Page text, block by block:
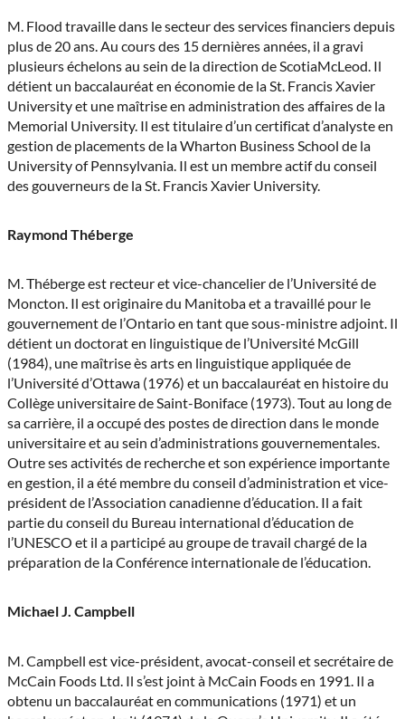
M. Flood travaille dans le secteur des services financiers depuis
plus de 20 ans. Au cours des 15 dernières années, il a gravi
plusieurs échelons au sein de la direction de ScotiaMcLeod. Il
détient un baccalauréat en économie de la St. Francis Xavier
University et une maîtrise en administration des affaires de la
Memorial University. Il est titulaire d’un certificat d’analyste en
gestion de placements de la Wharton Business School de la
University of Pennsylvania. Il est un membre actif du conseil
des gouverneurs de la St. Francis Xavier University.
Raymond Théberge
M. Théberge est recteur et vice-chancelier de l’Université de
Moncton. Il est originaire du Manitoba et a travaillé pour le
gouvernement de l’Ontario en tant que sous-ministre adjoint. Il
détient un doctorat en linguistique de l’Université McGill
(1984), une maîtrise ès arts en linguistique appliquée de
l’Université d’Ottawa (1976) et un baccalauréat en histoire du
Collège universitaire de Saint-Boniface (1973). Tout au long de
sa carrière, il a occupé des postes de direction dans le monde
universitaire et au sein d’administrations gouvernementales.
Outre ses activités de recherche et son expérience importante
en gestion, il a été membre du conseil d’administration et vice-
président de l’Association canadienne d’éducation. Il a fait
partie du conseil du Bureau international d’éducation de
l’UNESCO et il a participé au groupe de travail chargé de la
préparation de la Conférence internationale de l’éducation.
Michael J. Campbell
M. Campbell est vice-président, avocat-conseil et secrétaire de
McCain Foods Ltd. Il s’est joint à McCain Foods en 1991. Il a
obtenu un baccalauréat en communications (1971) et un